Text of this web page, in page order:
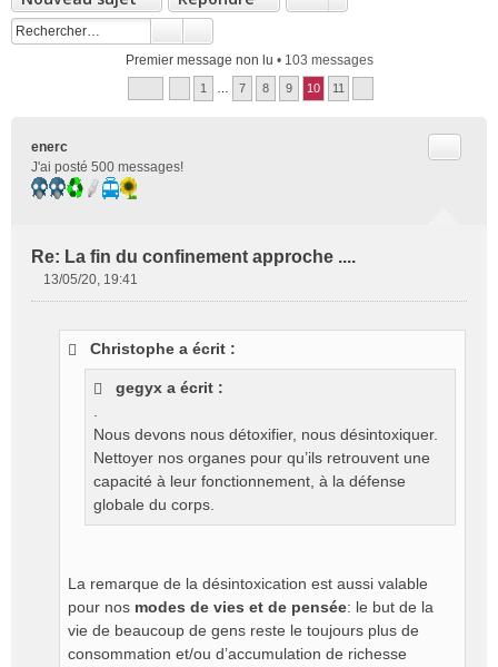
Premier message non lu • 103 messages
1 7 8 9 10 11
enerc
J'ai posté 500 messages!
Re: La fin du confinement approche ....
13/05/20, 19:41
Christophe a écrit :
gegyx a écrit :
Nous devons nous détoxifier, nous désintoxiquer.
Nettoyer nos organes pour qu’ils retrouvent une
capacité à leur fonctionnement, à la défense
globale du corps.
La remarque de la désintoxication est aussi valable
pour nos modes de vies et de pensée: le but de la
vie de beaucoup de gens reste le toujours plus de
consommation et/ou d’accumulation de richesse